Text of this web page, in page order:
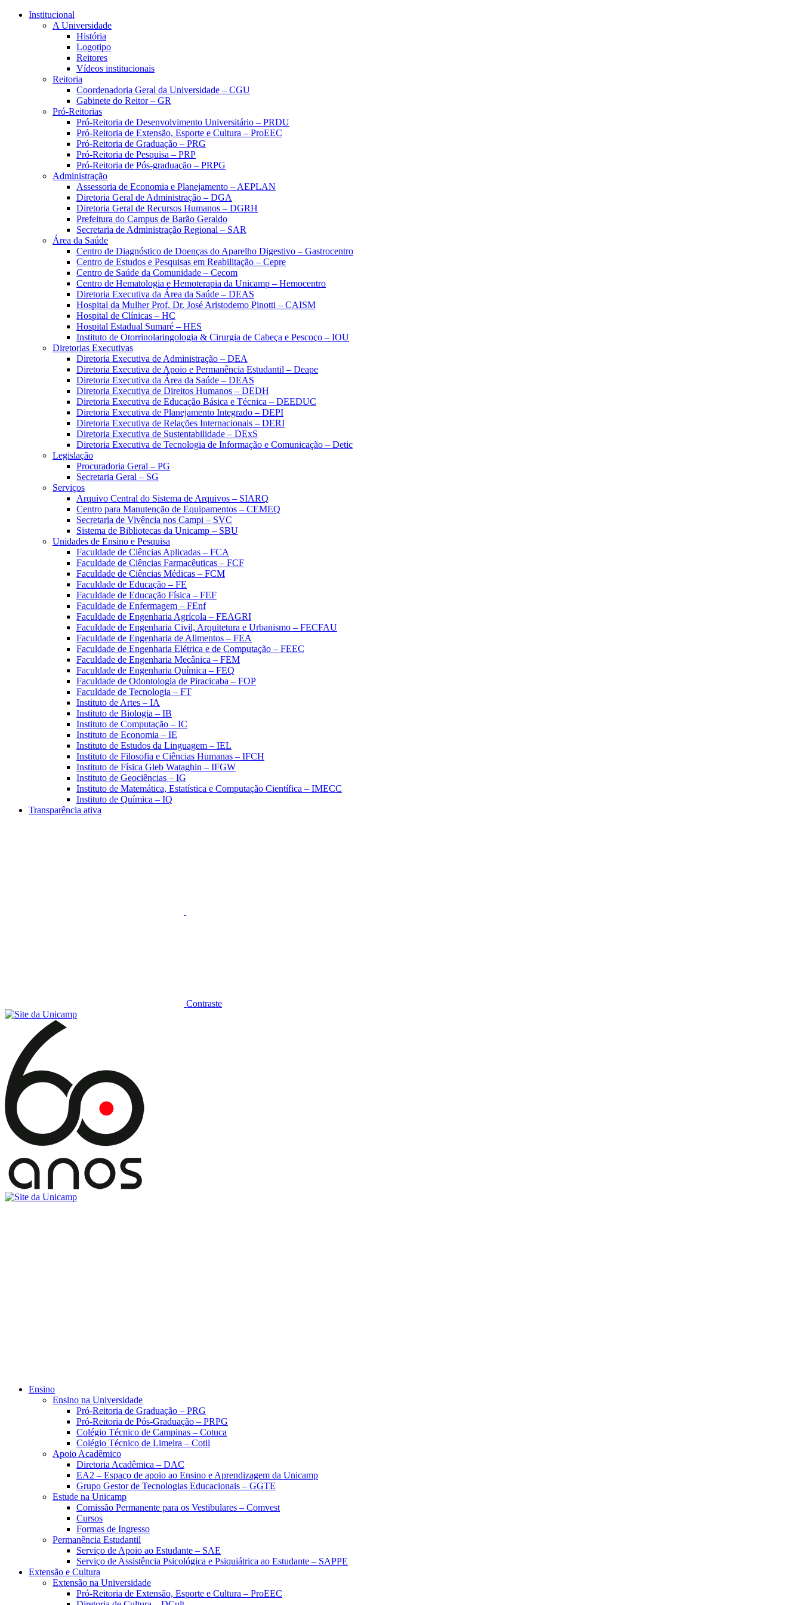
Conteúdo principal
Institucional
A Universidade
História
Logotipo
Reitores
Vídeos institucionais
Reitoria
Coordenadoria Geral da Universidade – CGU
Gabinete do Reitor – GR
Pró-Reitorias
Pró-Reitoria de Desenvolvimento Universitário – PRDU
Pró-Reitoria de Extensão, Esporte e Cultura – ProEEC
Pró-Reitoria de Graduação – PRG
Pró-Reitoria de Pesquisa – PRP
Pró-Reitoria de Pós-graduação – PRPG
Administração
Assessoria de Economia e Planejamento – AEPLAN
Diretoria Geral de Administração – DGA
Diretoria Geral de Recursos Humanos – DGRH
Prefeitura do Campus de Barão Geraldo
Secretaria de Administração Regional – SAR
Área da Saúde
Centro de Diagnóstico de Doenças do Aparelho Digestivo – Gastrocentro
Centro de Estudos e Pesquisas em Reabilitação – Cepre
Centro de Saúde da Comunidade – Cecom
Centro de Hematologia e Hemoterapia da Unicamp – Hemocentro
Diretoria Executiva da Área da Saúde – DEAS
Hospital da Mulher Prof. Dr. José Aristodemo Pinotti – CAISM
Hospital de Clínicas – HC
Hospital Estadual Sumaré – HES
Instituto de Otorrinolaringologia & Cirurgia de Cabeça e Pescoço – IOU
Diretorias Executivas
Diretoria Executiva de Administração – DEA
Diretoria Executiva de Apoio e Permanência Estudantil – Deape
Diretoria Executiva da Área da Saúde – DEAS
Diretoria Executiva de Direitos Humanos – DEDH
Diretoria Executiva de Educação Básica e Técnica – DEEDUC
Diretoria Executiva de Planejamento Integrado – DEPI
Diretoria Executiva de Relações Internacionais – DERI
Diretoria Executiva de Sustentabilidade – DExS
Diretoria Executiva de Tecnologia de Informação e Comunicação – Detic
Legislação
Procuradoria Geral – PG
Secretaria Geral – SG
Serviços
Arquivo Central do Sistema de Arquivos – SIARQ
Centro para Manutenção de Equipamentos – CEMEQ
Secretaria de Vivência nos Campi – SVC
Sistema de Bibliotecas da Unicamp – SBU
Unidades de Ensino e Pesquisa
Faculdade de Ciências Aplicadas – FCA
Faculdade de Ciências Farmacêuticas – FCF
Faculdade de Ciências Médicas – FCM
Faculdade de Educação – FE
Faculdade de Educação Física – FEF
Faculdade de Enfermagem – FEnf
Faculdade de Engenharia Agrícola – FEAGRI
Faculdade de Engenharia Civil, Arquitetura e Urbanismo – FECFAU
Faculdade de Engenharia de Alimentos – FEA
Faculdade de Engenharia Elétrica e de Computação – FEEC
Faculdade de Engenharia Mecânica – FEM
Faculdade de Engenharia Química – FEQ
Faculdade de Odontologia de Piracicaba – FOP
Faculdade de Tecnologia – FT
Instituto de Artes – IA
Instituto de Biologia – IB
Instituto de Computação – IC
Instituto de Economia – IE
Instituto de Estudos da Linguagem – IEL
Instituto de Filosofia e Ciências Humanas – IFCH
Instituto de Física Gleb Wataghin – IFGW
Instituto de Geociências – IG
Instituto de Matemática, Estatística e Computação Científica – IMECC
Instituto de Química – IQ
Transparência ativa
Contraste
Ensino
Ensino na Universidade
Pró-Reitoria de Graduação – PRG
Pró-Reitoria de Pós-Graduação – PRPG
Colégio Técnico de Campinas – Cotuca
Colégio Técnico de Limeira – Cotil
Apoio Acadêmico
Diretoria Acadêmica – DAC
EA2 – Espaço de apoio ao Ensino e Aprendizagem da Unicamp
Grupo Gestor de Tecnologias Educacionais – GGTE
Estude na Unicamp
Comissão Permanente para os Vestibulares – Comvest
Cursos
Formas de Ingresso
Permanência Estudantil
Serviço de Apoio ao Estudante – SAE
Serviço de Assistência Psicológica e Psiquiátrica ao Estudante – SAPPE
Extensão e Cultura
Extensão na Universidade
Pró-Reitoria de Extensão, Esporte e Cultura – ProEEC